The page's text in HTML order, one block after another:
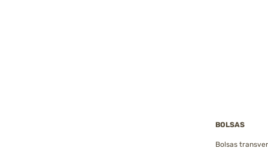
BOLSAS
Bolsas